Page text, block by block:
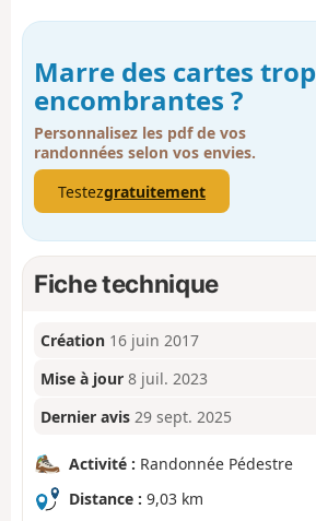
Marre des cartes trop
encombrantes ?
Personnalisez les pdf de vos
randonnées selon vos envies.
Testezgratuitement
Fiche technique
Création 16 juin 2017
Mise à jour 8 juil. 2023
Dernier avis 29 sept. 2025
Activité : Randonnée Pédestre
Distance : 9,03 km